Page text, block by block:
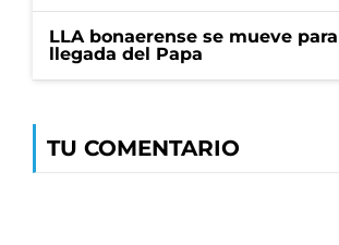
LLA bonaerense se mueve
llegada del Papa
TU COMENTARIO